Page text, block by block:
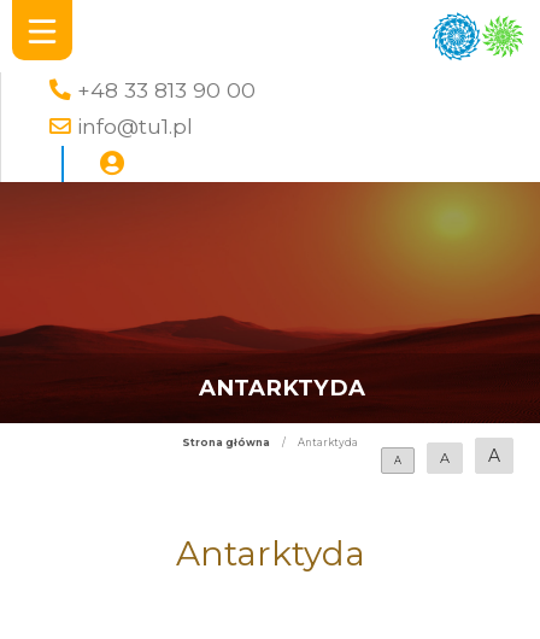
+48 33 813 90 00
info@tu1.pl
ANTARKTYDA
Strona główna /
Antarktyda
A
A A
Antarktyda